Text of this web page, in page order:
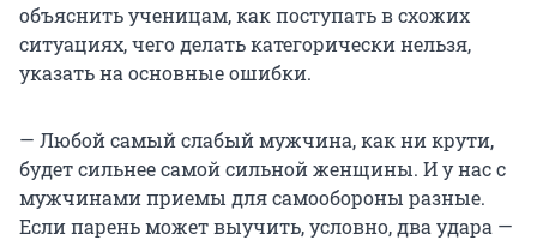
объяснить ученицам, как поступать в схожих
ситуациях, чего делать категорически нельзя,
указать на основные ошибки.
— Любой самый слабый мужчина, как ни крути,
будет сильнее самой сильной женщины. И у нас с
мужчинами приемы для самообороны разные.
Если парень может выучить, условно, два удара —